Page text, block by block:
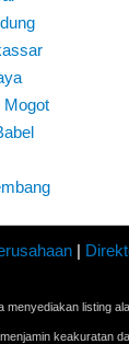
Mogot
|
menyediakan listing
keakuratan